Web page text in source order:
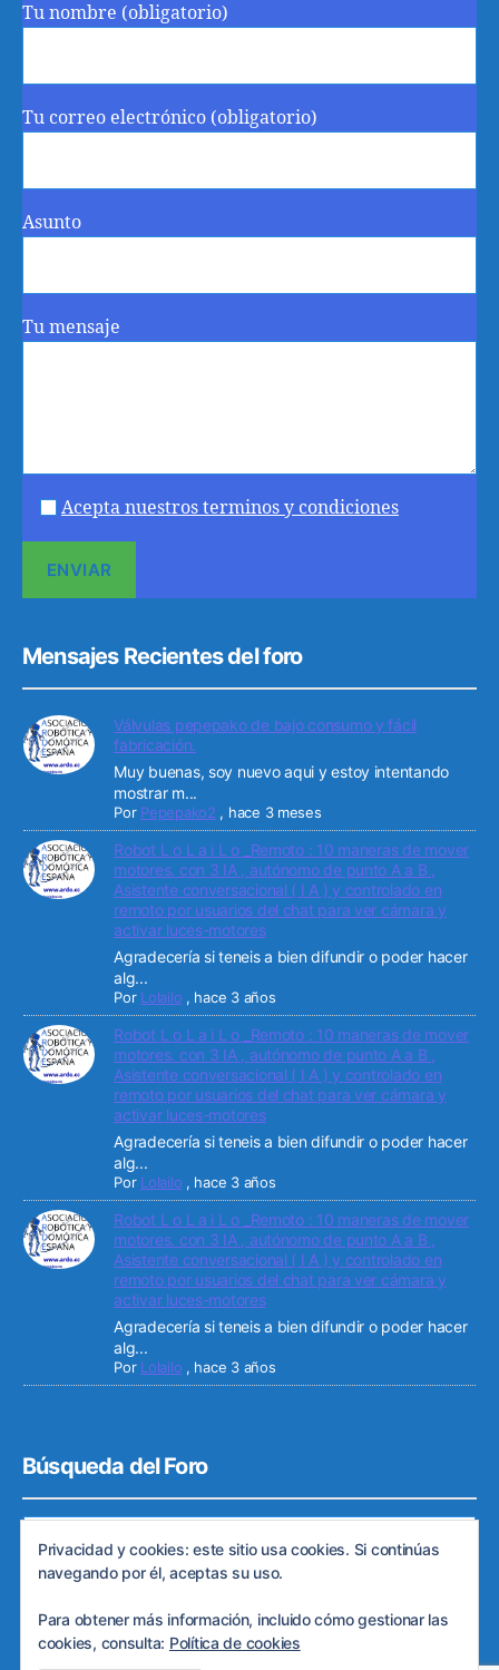
Tu nombre (obligatorio)
Tu correo electrónico (obligatorio)
Asunto
Tu mensaje
Acepta nuestros terminos y condiciones
Mensajes Recientes del foro
Válvulas pepepako de bajo consumo y fácil
fabricación.
Muy buenas, soy nuevo aqui y estoy intentando
mostrar m...
Por Pepepako2 , hace 3 meses
Robot L o L a i L o _Remoto : 10 maneras de mover
motores. con 3 IA , autónomo de punto A a B ,
Asistente conversacional ( I A ) y controlado en
remoto por usuarios del chat para ver cámara y
activar luces-motores
Agradecería si teneis a bien difundir o poder hacer
alg...
Por Lolailo , hace 3 años
Robot L o L a i L o _Remoto : 10 maneras de mover
motores. con 3 IA , autónomo de punto A a B ,
Asistente conversacional ( I A ) y controlado en
remoto por usuarios del chat para ver cámara y
activar luces-motores
Agradecería si teneis a bien difundir o poder hacer
alg...
Por Lolailo , hace 3 años
Robot L o L a i L o _Remoto : 10 maneras de mover
motores. con 3 IA , autónomo de punto A a B ,
Asistente conversacional ( I A ) y controlado en
remoto por usuarios del chat para ver cámara y
activar luces-motores
Agradecería si teneis a bien difundir o poder hacer
alg...
Por Lolailo , hace 3 años
Búsqueda del Foro
Privacidad y cookies: este sitio usa cookies. Si continúas
navegando por él, aceptas su uso.
Para obtener más información, incluido cómo gestionar las
cookies, consulta: Política de cookies